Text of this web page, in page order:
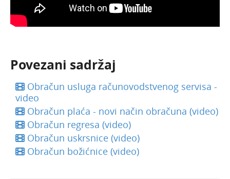
Obračun plaća - novi način obračuna (video)
Edukacija za licencu Izlazni računi (video)
Predujmovi u Minimaxu (video)
Unos nove organizacije (video)
Kako poslati zahtjev za pomoć (video)
E-računi u programu Minimax
Obračun usluga računovodstvenog servisa -
video
Pretinac za dokumente u Minimaxu
Povezani sadržaj
Obračun usluga računovodstvenog servisa -
video
Obračun plaća - novi način obračuna (video)
Obračun regresa (video)
Obračun uskrsnice (video)
Obračun božićnice (video)